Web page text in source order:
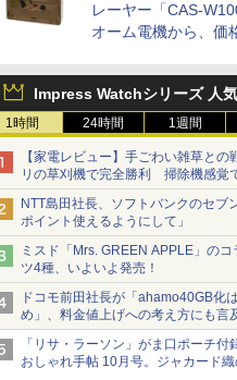
レーヤー「CAS-
オーム電機から、価
Impress Watchシリーズ 人
1時間 24時間 1週間
【家電レビュー】手ごわい雑草との
リの草刈機で完全勝利 掃除機感覚
NTT島田社長、ソフトバンクのセブ
ポイント使えるようにして」
ミスド「Mrs. GREEN APPLE」のコ
ツ4種、いよいよ発売！
ドコモ前田社長が「ahamo40GB化
め」、料金値上げへの考え方にも言
「リサ・ラーソン」がま口ポーチ付
おしゃれ手帖 10月号。ジャカード